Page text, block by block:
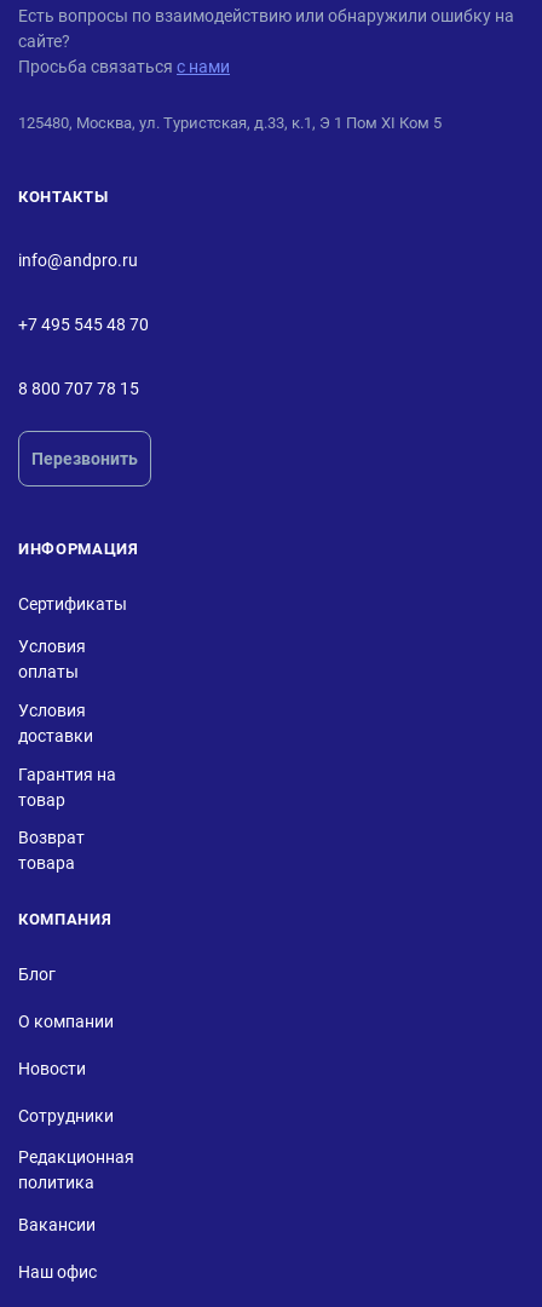
ANDPRO
Есть вопросы по взаимодействию или обнаружили ошибку на
сайте?
Просьба связаться с нами
125480, Москва, ул. Туристская, д.33, к.1, Э 1 Пом XI Ком 5
КОНТАКТЫ
info@andpro.ru
+7 495 545 48 70
8 800 707 78 15
Перезвонить
ИНФОРМАЦИЯ
Сертификаты
Условия
оплаты
Условия
доставки
Гарантия на
товар
Возврат
товара
КОМПАНИЯ
Блог
О компании
Новости
Сотрудники
Редакционная
политика
Вакансии
Наш офис